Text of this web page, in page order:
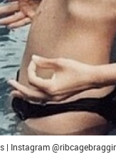
| Instagram